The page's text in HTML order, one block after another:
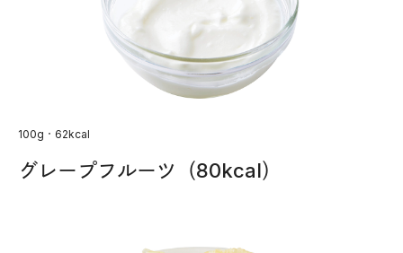
100g・62kcal
グレープフルーツ（80kcal）